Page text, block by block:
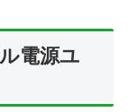
電源ユ